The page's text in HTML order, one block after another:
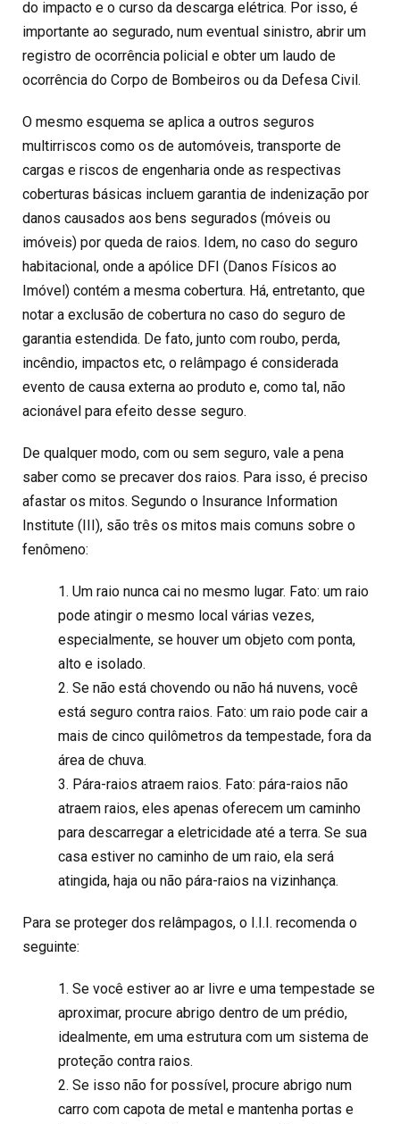
do impacto e o curso da descarga elétrica. Por isso, é
importante ao segurado, num eventual sinistro, abrir um
registro de ocorrência policial e obter um laudo de
ocorrência do Corpo de Bombeiros ou da Defesa Civil.
O mesmo esquema se aplica a outros seguros
multirriscos como os de automóveis, transporte de
cargas e riscos de engenharia onde as respectivas
coberturas básicas incluem garantia de indenização por
danos causados aos bens segurados (móveis ou
imóveis) por queda de raios. Idem, no caso do seguro
habitacional, onde a apólice DFI (Danos Físicos ao
Imóvel) contém a mesma cobertura. Há, entretanto, que
notar a exclusão de cobertura no caso do seguro de
garantia estendida. De fato, junto com roubo, perda,
incêndio, impactos etc, o relâmpago é considerada
evento de causa externa ao produto e, como tal, não
acionável para efeito desse seguro.
De qualquer modo, com ou sem seguro, vale a pena
saber como se precaver dos raios. Para isso, é preciso
afastar os mitos. Segundo o Insurance Information
Institute (III), são três os mitos mais comuns sobre o
fenômeno:
1. Um raio nunca cai no mesmo lugar. Fato: um raio
pode atingir o mesmo local várias vezes,
especialmente, se houver um objeto com ponta,
alto e isolado.
2. Se não está chovendo ou não há nuvens, você
está seguro contra raios. Fato: um raio pode cair a
mais de cinco quilômetros da tempestade, fora da
área de chuva.
3. Pára-raios atraem raios. Fato: pára-raios não
atraem raios, eles apenas oferecem um caminho
para descarregar a eletricidade até a terra. Se sua
casa estiver no caminho de um raio, ela será
atingida, haja ou não pára-raios na vizinhança.
Para se proteger dos relâmpagos, o I.I.I. recomenda o
seguinte:
1. Se você estiver ao ar livre e uma tempestade se
aproximar, procure abrigo dentro de um prédio,
idealmente, em uma estrutura com um sistema de
proteção contra raios.
2. Se isso não for possível, procure abrigo num
carro com capota de metal e mantenha portas e